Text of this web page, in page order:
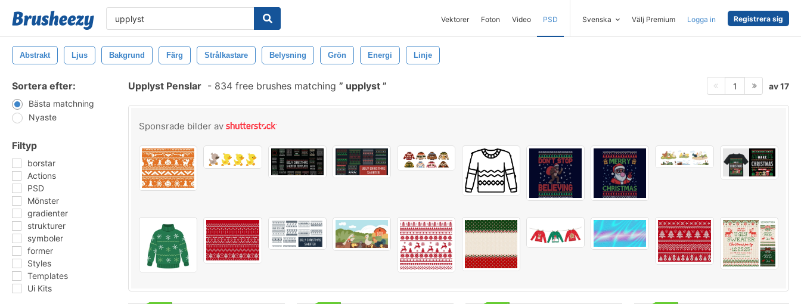
Vektorer Foton Video PSD Svenska Välj Premium Logga in Registrera sig
Abstrakt Ljus Bakgrund Färg Strålkastare Belysning Grön Energi Linje
Sortera efter:
Bästa matchning
Nyaste
Filtyp
borstar
Actions
PSD
Mönster
gradienter
strukturer
symboler
former
Styles
Templates
Ui Kits
Upplyst Penslar - 834 free brushes matching upplyst 1 av 17
Sponsrade bilder av